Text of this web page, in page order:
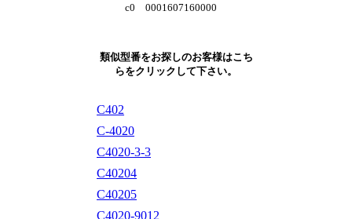
c0 0001607160000
類似型番をお探しのお客様はこち
らをクリックして下さい。
C402
C-4020
C4020-3-3
C40204
C40205
C4020-9012